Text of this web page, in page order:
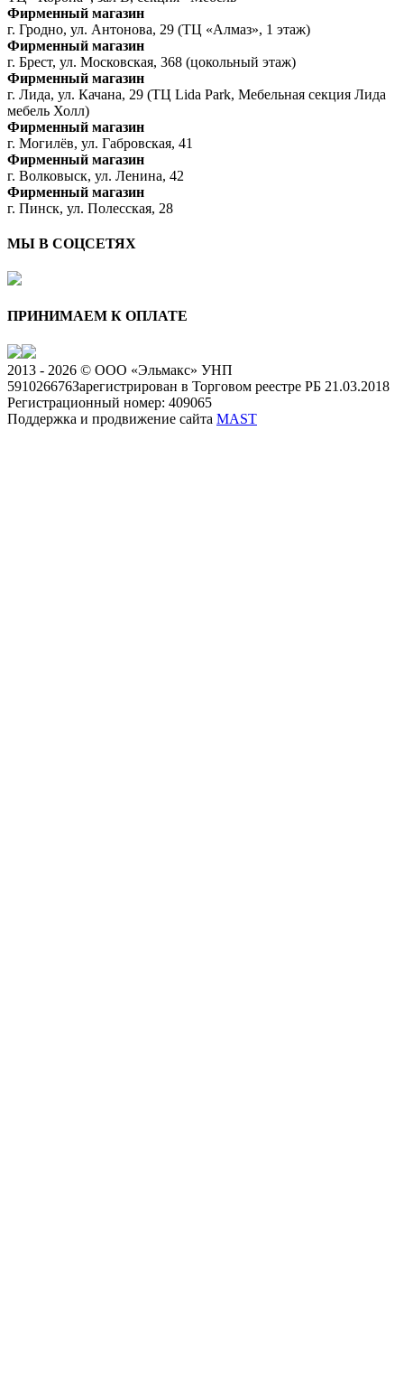
Фирменный магазин
г. Гродно, ул. Антонова, 29 (ТЦ «Алмаз», 1 этаж)
Фирменный магазин
г. Брест, ул. Московская, 368 (цокольный этаж)
Фирменный магазин
г. Лида, ул. Качана, 29 (ТЦ Lida Park, Мебельная секция Лида
мебель Холл)
Фирменный магазин
г. Могилёв, ул. Габровская, 41
Фирменный магазин
г. Волковыск, ул. Ленина, 42
Фирменный магазин
г. Пинск, ул. Полесская, 28
МЫ В СОЦСЕТЯХ
ПРИНИМАЕМ К ОПЛАТЕ
2013 - 2026 © ООО «Эльмакс» УНП
591026676Зарегистрирован в Торговом реестре РБ 21.03.2018
Регистрационный номер: 409065
Поддержка и продвижение сайта MAST